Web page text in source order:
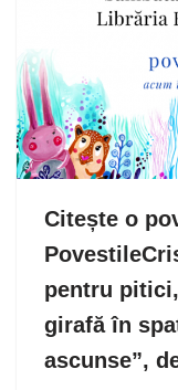
Citește o
pentru
girafă în
ascunse”,